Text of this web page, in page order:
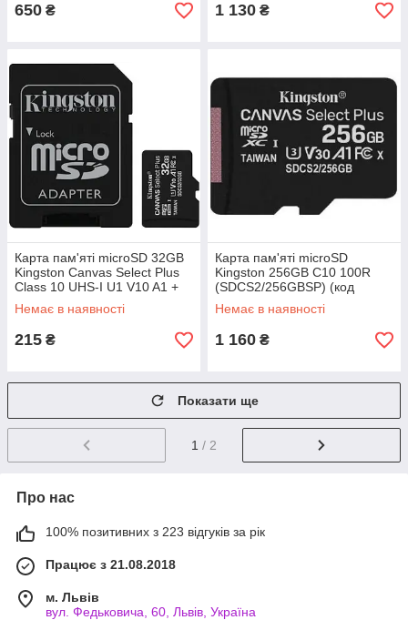
650 ₴ 1 130 ₴
Карта пам'яті microSD 32GB
Kingston Canvas Select Plus
Class 10 UHS-I U1 V10 A1 +
SD-адаптер (код 110175)
Немає в наявності
215 ₴
Карта пам'яті microSD
Kingston 256GB C10 100R
(SDCS2/256GBSP) (код
126181)
Немає в наявності
1 160 ₴
Показати ще
1 / 2
Про нас
100% позитивних з 223 відгуків за рік
Працює з 21.08.2018
м. Львів
вул. Федьковича, 60, Львів, Україна